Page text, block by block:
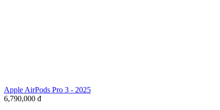
Apple AirPods Pro 3 - 2025
6,790,000 đ